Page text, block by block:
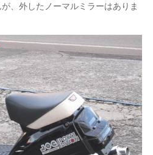
、外したノーマルミラーはありま